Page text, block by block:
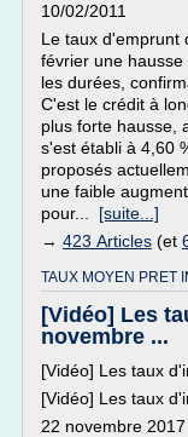
10/02/2011
Le taux d'emprunt
février une
les durées,
C'est le crédit à
plus forte hausse,
s'est établi à 4,60
proposés
une faible
pour... [suite...]
→ 423 Articles (et
TAUX MOYEN PRET
[Vidéo] Les
novembre ...
[Vidéo] Les taux
[Vidéo] Les taux
22 novembre 2017